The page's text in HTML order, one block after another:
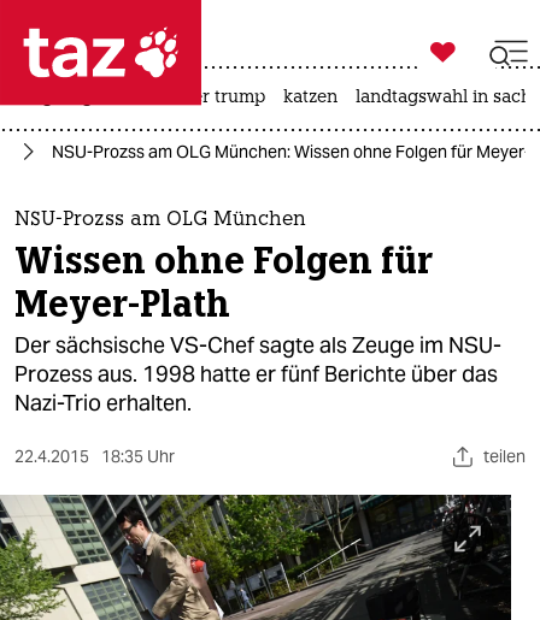
 taz zahl ich
taz zahl ich
themen
politik
öko
gesellschaft
sport
berlin
nord

taz zahl ich
usa unter trump katzen landtagswahl in
NSU-Prozss am OLG München: Wissen ohne Folgen für Meyer-
NSU-Prozss am OLG München
Wissen ohne Folgen für
Meyer-Plath
Der sächsische VS-Chef sagte als Zeuge im NSU-
Prozess aus. 1998 hatte er fünf Berichte über das
Nazi-Trio erhalten.
22.4.2015 18:35 Uhr teilen